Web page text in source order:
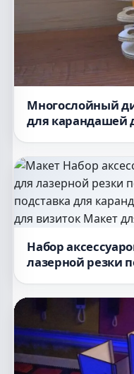
Многослойный
для карандашей
Набор
лазерной резки